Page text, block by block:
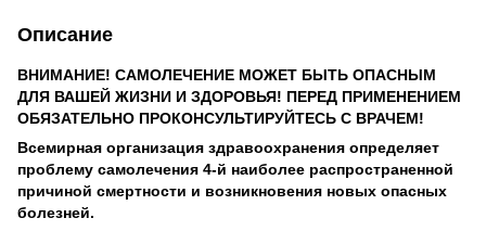
Описание
ВНИМАНИЕ! САМОЛЕЧЕНИЕ МОЖЕТ БЫТЬ ОПАСНЫМ
ДЛЯ ВАШЕЙ ЖИЗНИ И ЗДОРОВЬЯ! ПЕРЕД ПРИМЕНЕНИЕМ
ОБЯЗАТЕЛЬНО ПРОКОНСУЛЬТИРУЙТЕСЬ С ВРАЧЕМ!
Всемирная организация здравоохранения определяет
проблему самолечения 4-й наиболее распространенной
причиной смертности и возникновения новых опасных
болезней.